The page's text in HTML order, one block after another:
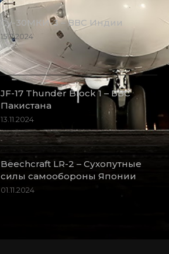
Су-30МКИ-3 – ВВС Индии
15.11.2024
JF-17 Thunder Block 1 – ВВС
Пакистана
13.11.2024
Beechcraft LR-2 – Сухопутные
силы самообороны Японии
01.11.2024